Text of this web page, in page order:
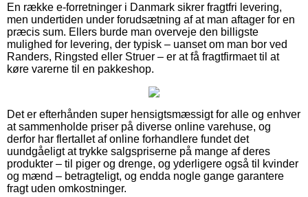
En række e-forretninger i Danmark sikrer fragtfri levering,
men undertiden under forudsætning af at man aftager for en
præcis sum. Ellers burde man overveje den billigste
mulighed for levering, der typisk – uanset om man bor ved
Randers, Ringsted eller Struer – er at få fragtfirmaet til at
køre varerne til en pakkeshop.
Det er efterhånden super hensigtsmæssigt for alle og enhver
at sammenholde priser på diverse online varehuse, og
derfor har flertallet af online forhandlere fundet det
uundgåeligt at trykke salgspriserne på mange af deres
produkter – til piger og drenge, og yderligere også til kvinder
og mænd – betragteligt, og endda nogle gange garantere
fragt uden omkostninger.